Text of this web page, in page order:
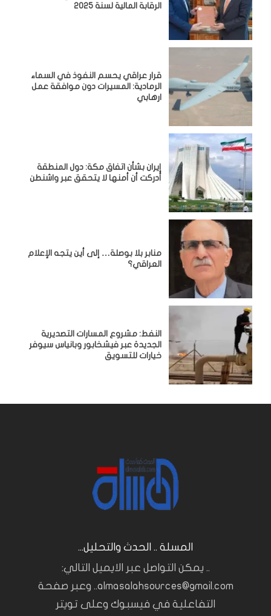
الرقابة المالية لسنة 2025
قرار عراقي يحسم النفوذ في السماء
الرمادية: المسيرات دون موافقة عمل
ارهابي
إيران بشأن اتفاق مكة: دول المنطقة
أدركت أن أمنها لا يتحقق عبر واشنطن
منابر بلا بوصلة… إلى أين يتجه الإعلام
العراقي؟
النفط: مشروع المسارات التصديرية
الجديدة عبر فيشخابور وبانياس سيوفر
خيارات للتسويق
المسلة .. الحدث والتحليل...
.. يمكن التواصل عبر الايميل التالي:
almasalahsources@gmail.com.. وعبر صفحة
التفاعلية في فيسبوك وعلى تويتر